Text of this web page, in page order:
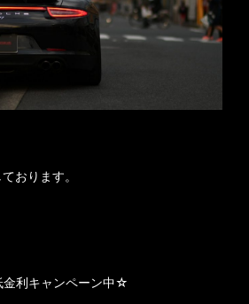
おります。
利キャンペーン中☆